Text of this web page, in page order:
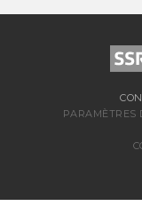
PARAMÈTRES